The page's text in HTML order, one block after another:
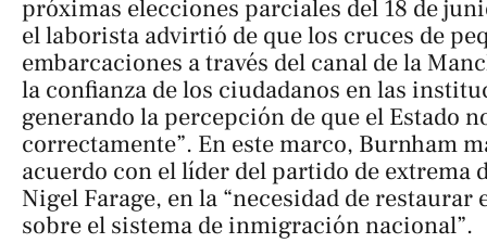
próximas elecciones parciales del 18 de
el laborista advirtió de que los cruces de
embarcaciones a través del canal de la
la confianza de los ciudadanos en las
generando la percepción de que el Estado
correctamente”. En este marco, Burnham
acuerdo con el líder del partido de extrema
Nigel Farage, en la “necesidad de restaurar
sobre el sistema de inmigración nacional”.